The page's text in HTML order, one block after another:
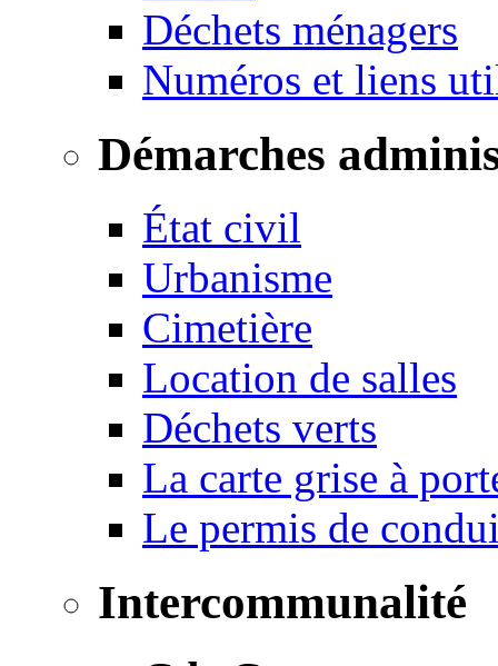
Déchets ménagers
Numéros et liens
Démarches
État civil
Urbanisme
Cimetière
Location de salles
Déchets verts
La carte grise à
Le permis de
Intercommunalité